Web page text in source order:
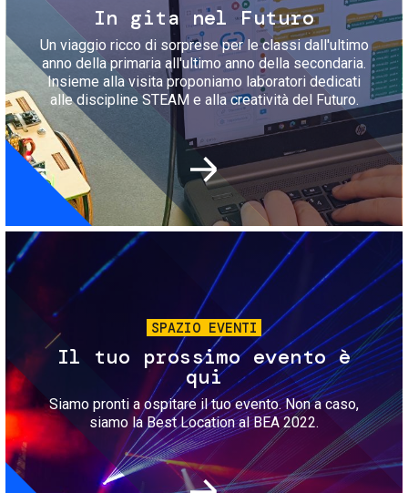
In gita nel Futuro
Un viaggio ricco di sorprese per le classi dall'ultimo
anno della primaria all'ultimo anno della secondaria.
Insieme alla visita proponiamo laboratori dedicati
alle discipline STEAM e alla creatività del Futuro.
Immagine
SPAZIO EVENTI
Il tuo prossimo evento è
qui
Siamo pronti a ospitare il tuo evento. Non a caso,
siamo la Best Location al BEA 2022.